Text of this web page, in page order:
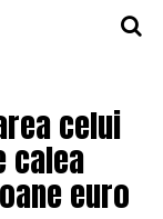
celui
calea
euro